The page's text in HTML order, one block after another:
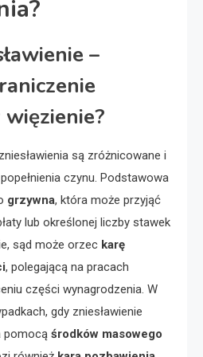
–
są zróżnicowane i
czynu. Podstawowa
grzywna, która może przyjąć
lub określonej liczby stawek
sąd może orzec karę
, polegającą na pracach
części wynagrodzenia. W
gdy zniesławienie
pomocą środków masowego